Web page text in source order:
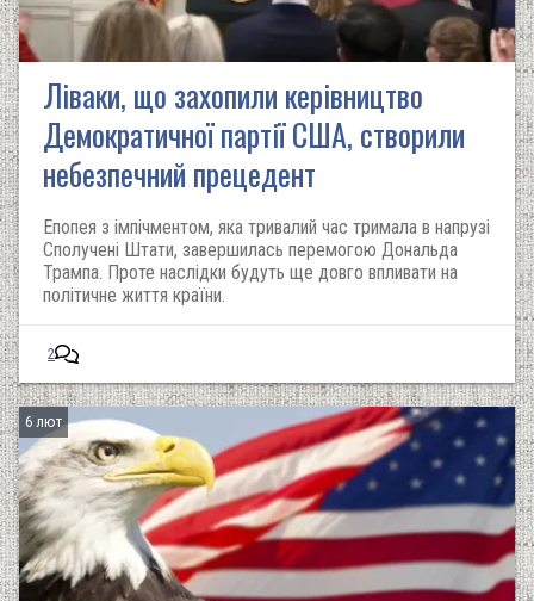
Ліваки, що захопили керівництво
Демократичної партії США, створили
небезпечний прецедент
Епопея з імпічментом, яка тривалий час тримала в напрузі
Сполучені Штати, завершилась перемогою Дональда
Трампа. Проте наслідки будуть ще довго впливати на
політичне життя країни.
2
6 лют